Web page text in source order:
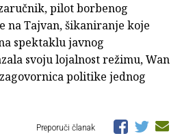
pilot borbenog
na Tajvan, šikaniranje koje
spektaklu javnog
svoju lojalnost režimu, Wan
politike jednog
Preporuči članak